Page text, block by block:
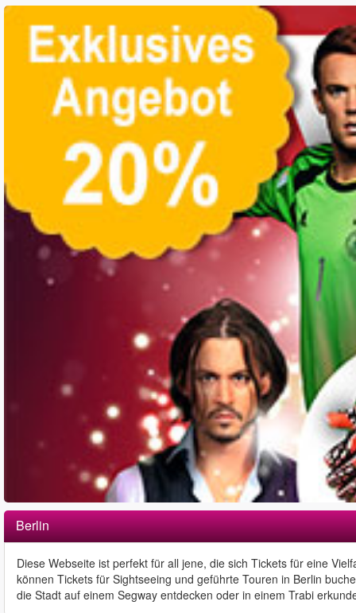
Berlin
Diese Webseite ist perfekt für all jene, die sich Tickets für eine
können Tickets für Sightseeing und geführte Touren in Berlin
die Stadt auf einem Segway entdecken oder in einem Trabi